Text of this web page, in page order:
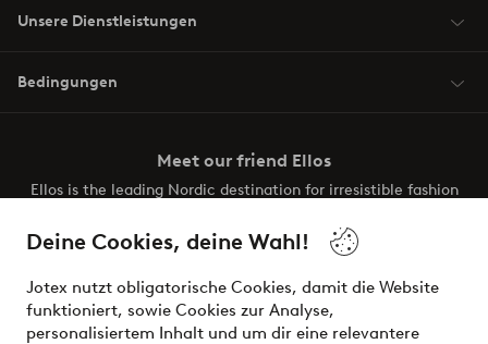
Deine Cookies, deine Wahl!
Jotex nutzt obligatorische Cookies, damit die Website
funktioniert, sowie Cookies zur Analyse,
personalisiertem Inhalt und um dir eine relevantere
Unsere Dienstleistungen
Bedingungen
Meet our friend Ellos
Ellos is the leading Nordic destination for irresistible fashion
the latest trends, curated to make finding your next look
effortless. It’s all here.
Visit Ellos